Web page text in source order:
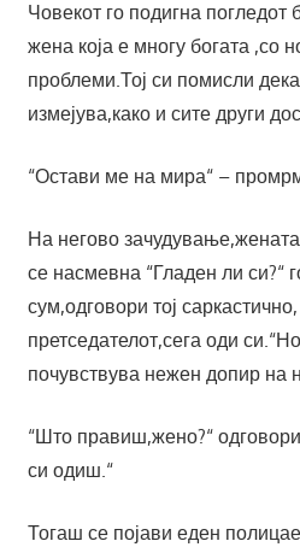
Човекот го подигна
жена која е многу богата ,со
проблеми.Тој си помисли
измејува,како и сите други
“Остави ме на мира“ –
На негово
се насмевна “Гладен ли си?“
сум,одговори тој
претседателот,сега оди
почувствува нежен допир на
“Што правиш,жено?“
си одиш.“
Тогаш се појави еден